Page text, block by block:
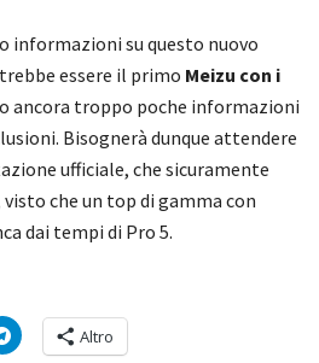
informazioni su questo nuovo
essere il primo Meizu con i
ancora troppo poche informazioni
Bisognerà dunque attendere
ufficiale, che sicuramente
che un top di gamma con
dai tempi di Pro 5.
Altro